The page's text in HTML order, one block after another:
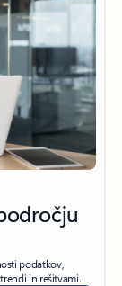
podatkov,
in rešitvami.